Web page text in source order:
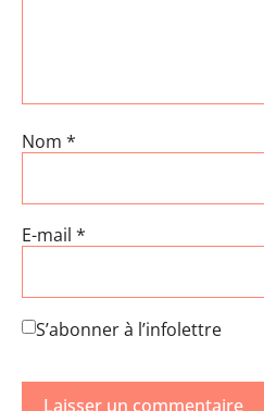
Nom *
E-mail *
S’abonner à l’infolettre